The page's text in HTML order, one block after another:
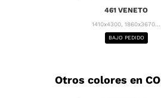
461 VENETO
1410x4300, 1860x3670...
BAJO PEDIDO
Otros colores en